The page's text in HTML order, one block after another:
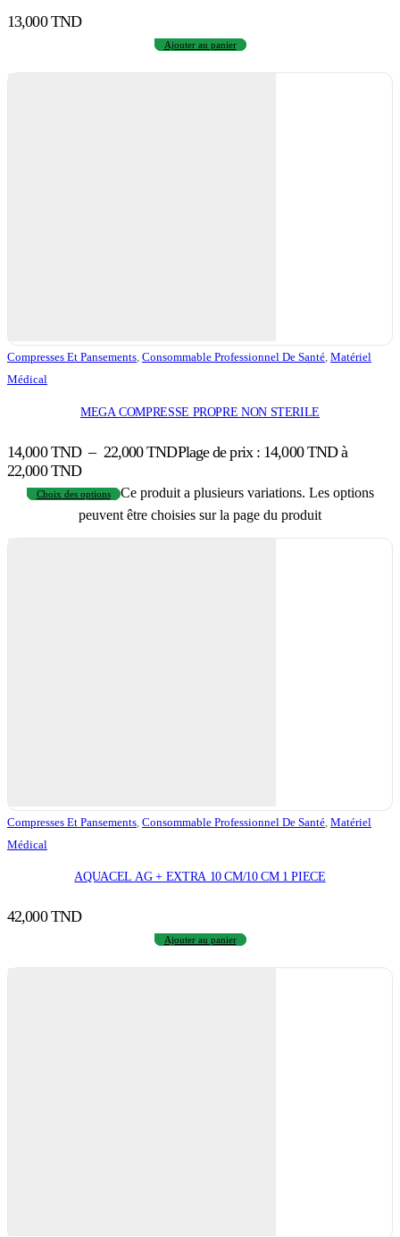
13,000TND
Ajouter au panier
Compresses Et Pansements, Consommable Professionnel De Santé, Matériel
Médical
MEGA COMPRESSE PROPRE NON STERILE
14,000TND – 22,000TNDPlage de prix : 14,000 TND à
22,000 TND
Choix des options
Ce produit a plusieurs variations. Les options
peuvent être choisies sur la page du produit
Compresses Et Pansements Consommable Professionnel De Santé Matériel
Médical
AQUACEL AG + EXTRA 10 CM/10 CM 1 PIECE
42,000TND
Ajouter au panier